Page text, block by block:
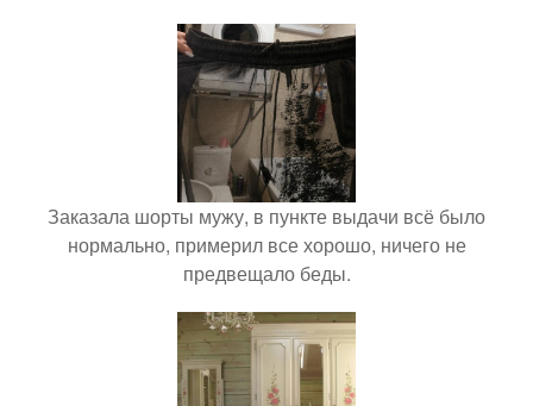
Заказала шорты мужу, в пункте выдачи всё было
нормально, примерил все хорошо, ничего не
предвещало беды.